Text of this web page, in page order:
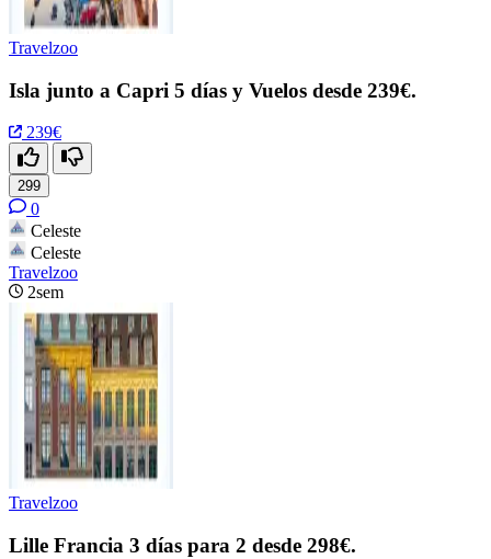
Travelzoo
Isla junto a Capri 5 días y Vuelos desde 239€.
239€
299
0
Celeste
Celeste
Travelzoo
2sem
Travelzoo
Lille Francia 3 días para 2 desde 298€.